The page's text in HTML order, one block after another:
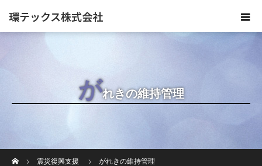
環テックス株式会社
がれきの維持管理
震災復興支援
がれきの維持管理